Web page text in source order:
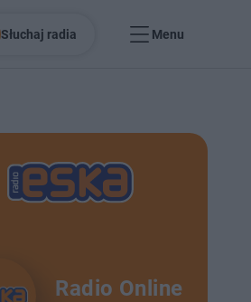
Słuchaj radia Menu
Radio Online